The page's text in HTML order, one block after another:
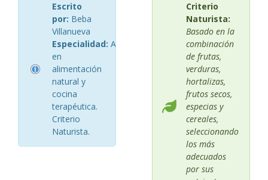
Escrito
por: Beba
Villanueva
Especialidad: Asesora
en
alimentación
natural y
cocina
terapéutica.
Criterio
Naturista.
Criterio
Naturista:
Basado en la
combinación
de frutas,
verduras,
hortalizas,
frutos secos,
especias y
cereales,
seleccionando
los más
adecuados
por sus